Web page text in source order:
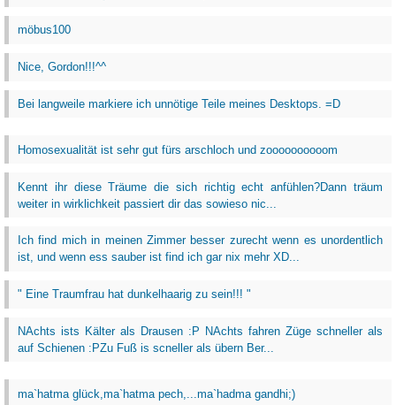
möbus100
Nice, Gordon!!!^^
Bei langweile markiere ich unnötige Teile meines Desktops. =D
Homosexualität ist sehr gut fürs arschloch und zoooooooooom
Kennt ihr diese Träume die sich richtig echt anfühlen?Dann träum
weiter in wirklichkeit passiert dir das sowieso nic...
Ich find mich in meinen Zimmer besser zurecht wenn es unordentlich
ist, und wenn ess sauber ist find ich gar nix mehr XD...
" Eine Traumfrau hat dunkelhaarig zu sein!!! "
NAchts ists Kälter als Drausen :P NAchts fahren Züge schneller als
auf Schienen :PZu Fuß is scneller als übern Ber...
ma`hatma glück,ma`hatma pech,...ma`hadma gandhi;)